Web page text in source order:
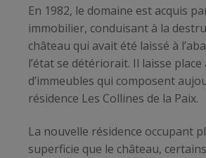
En 1982, le domaine est acquis
immobilier, conduisant à la
château qui avait été laissé à
l’état se détériorait. Il laisse
d’immeubles qui composent
résidence Les Collines de la Paix.
La nouvelle résidence occupant
superficie que le château,